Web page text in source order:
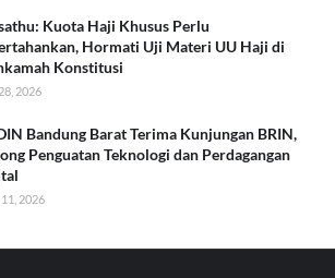
Kuota Haji Khusus Perlu
Hormati Uji Materi UU Haji di
Konstitusi
2026
Bandung Barat Terima Kunjungan BRIN,
Penguatan Teknologi dan Perdagangan
11, 2026